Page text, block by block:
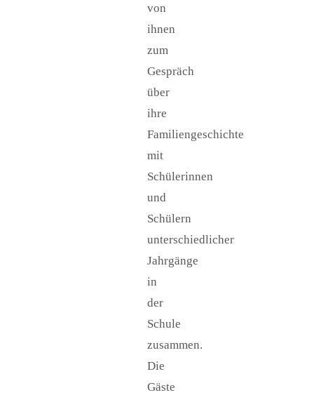
von
ihnen
zum
Gespräch
über
ihre
Familiengeschichte
mit
Schülerinnen
und
Schülern
unterschiedlicher
Jahrgänge
in
der
Schule
zusammen.
Die
Gäste